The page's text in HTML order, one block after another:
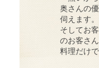
奥さんの
伺えます。
そしてお
のお客さ
料理だけ